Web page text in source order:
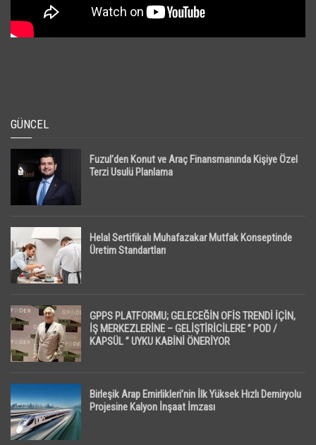
GÜNCEL
Fuzul’den Konut ve Araç Finansmanında Kişiye Özel
Terzi Usulü Planlama
Helal Sertifikalı Muhafazakar Mutfak Konseptinde
Üretim Standartları
GPPS PLATFORMU; GELECEĞİN OFİS TRENDİ İÇİN,
İŞ MERKEZLERİNE – GELİŞTİRİCİLERE ” POD /
KAPSÜL ” UYKU KABİNİ ÖNERİYOR
Birleşik Arap Emirlikleri’nin İlk Yüksek Hızlı Demiryolu
Projesine Kalyon İnşaat İmzası